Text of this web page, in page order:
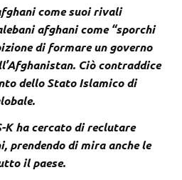
come suoi rivali
afghani come “sporchi
di formare un governo
Ciò contraddice
dello Stato Islamico di
K ha cercato di reclutare
prendendo di mira anche le
il paese.